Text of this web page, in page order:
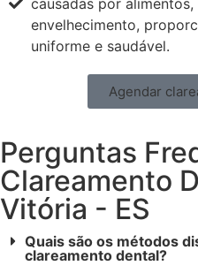
envelhecimento,
uniforme e saudável.
Agendar
Perguntas
Clareamento
Vitória - ES
Quais são os métodos
clareamento dental?